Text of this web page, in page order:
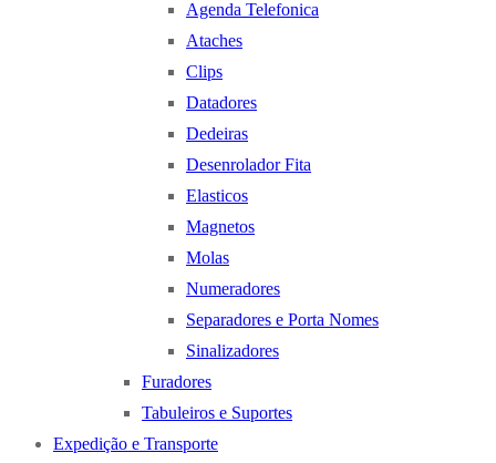
Agenda Telefonica
Ataches
Clips
Datadores
Dedeiras
Desenrolador Fita
Elasticos
Magnetos
Molas
Numeradores
Separadores e Porta Nomes
Sinalizadores
Furadores
Tabuleiros e Suportes
Expedição e Transporte